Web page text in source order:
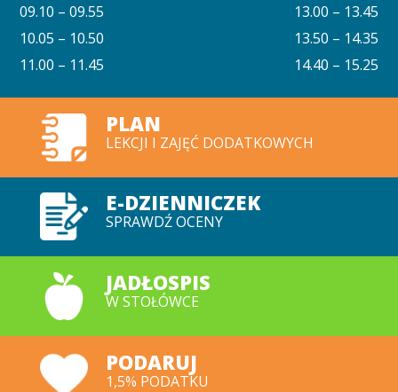
09.10 – 09.55
10.05 – 10.50
11.00 – 11.45
13.00 – 13.45
13.50 – 14.35
14.40 – 15.25
PLAN
LEKCJI I ZAJĘĆ DODATKOWYCH
E-DZIENNICZEK
SPRAWDŹ OCENY
JADŁOSPIS
W STOŁÓWCE
PODARUJ
1,5% PODATKU